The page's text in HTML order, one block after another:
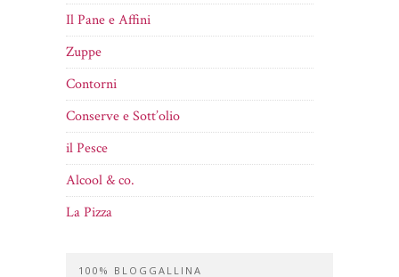
Il Pane e Affini
Zuppe
Contorni
Conserve e Sott’olio
il Pesce
Alcool & co.
La Pizza
100% BLOGGALLINA